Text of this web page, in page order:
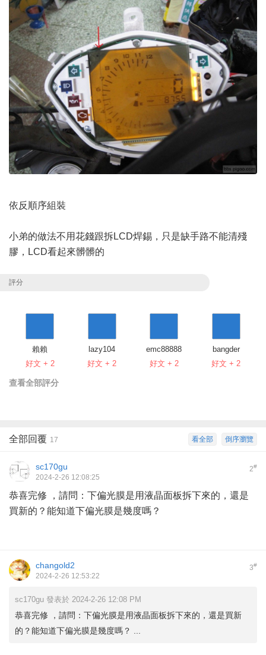
依反順序組裝
小弟的做法不用花錢跟拆LCD焊錫，只是缺手路不能清殘
膠，LCD看起來髒髒的
評分
賴賴
好文 + 2
lazy104
好文 + 2
emc88888
好文 + 2
bangder
好文 + 2
查看全部評分
倒序瀏覽
看全部
全部回覆 17
2#
sc170gu
2024-2-26 12:08:25
恭喜完修 ，請問：下偏光膜是用液晶面板拆下來的，還是
買新的？能知道下偏光膜是幾度嗎？
3#
changold2
2024-2-26 12:53:22
sc170gu 發表於 2024-2-26 12:08 PM
恭喜完修 ，請問：下偏光膜是用液晶面板拆下來的，還是買新
的？能知道下偏光膜是幾度嗎？ ...